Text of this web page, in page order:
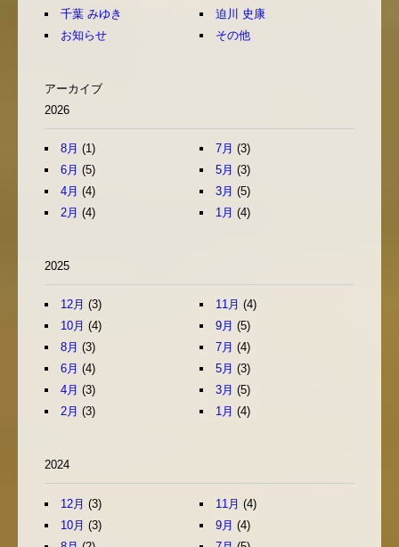
千葉 みゆき
迫川 史康
お知らせ
その他
アーカイブ
2026
8月 (1) 7月 (3)
6月 (5) 5月 (3)
4月 (4) 3月 (5)
2月 (4) 1月 (4)
2025
12月 (3) 11月 (4)
10月 (4) 9月 (5)
8月 (3) 7月 (4)
6月 (4) 5月 (3)
4月 (3) 3月 (5)
2月 (3) 1月 (4)
2024
12月 (3) 11月 (4)
10月 (3) 9月 (4)